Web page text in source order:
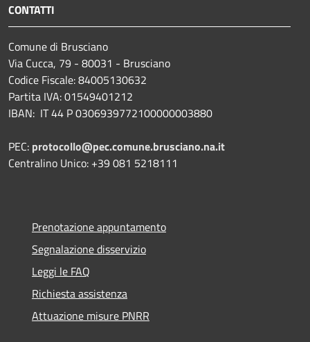
CONTATTI
Comune di Brusciano
Via Cucca, 79 - 80031 - Brusciano
Codice Fiscale: 84005130632
Partita IVA: 01549401212
IBAN: IT 44 P 0306939772100000003880
PEC: protocollo@pec.comune.brusciano.na.it
Centralino Unico: +39 081 5218111
Prenotazione appuntamento
Segnalazione disservizio
Leggi le FAQ
Richiesta assistenza
Attuazione misure PNRR